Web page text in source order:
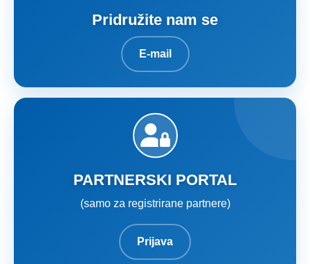
Pridružite nam se
E-mail
PARTNERSKI PORTAL
(samo za registrirane partnere)
Prijava